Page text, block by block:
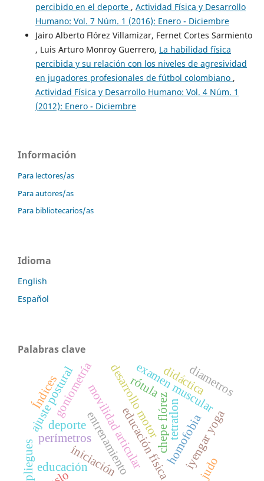
percibido en el deporte , Actividad Física y Desarrollo
Humano: Vol. 7 Núm. 1 (2016): Enero - Diciembre
Jairo Alberto Flórez Villamizar, Fernet Cortes Sarmiento
, Luis Arturo Monroy Guerrero, La habilidad física
percibida y su relación con los niveles de agresividad
en jugadores profesionales de fútbol colombiano ,
Actividad Física y Desarrollo Humano: Vol. 4 Núm. 1
(2012): Enero - Diciembre
Información
Para lectores/as
Para autores/as
Para bibliotecarios/as
Idioma
English
Español
Palabras clave
chepe flórez
educación física
movilidad articularexamen muscular
goniometría
iniciación
entrenamiento homofobia
deporte
educación iyengar yoga
desarrollo motor
ajuste postural
judo
didáctica
pliegues
Índices diametros
perímetros tetratlon
rótula